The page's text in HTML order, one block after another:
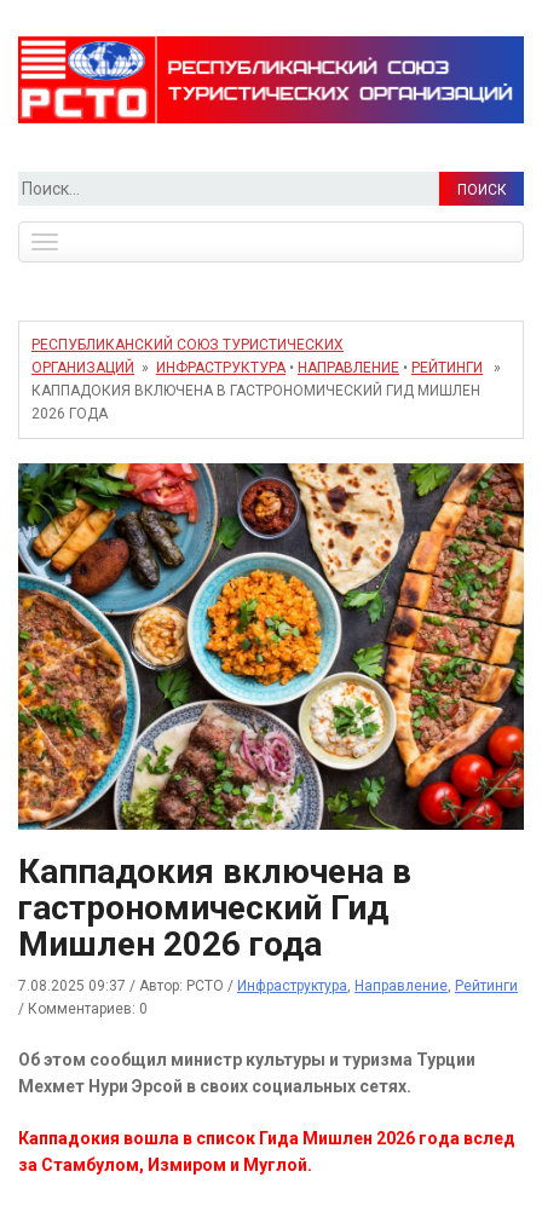
Найти:
navigation
РЕСПУБЛИКАНСКИЙ СОЮЗ ТУРИСТИЧЕСКИХ
ОРГАНИЗАЦИЙ
» ИНФРАСТРУКТУРА• НАПРАВЛЕНИЕ • РЕЙТИНГИ
»
КАППАДОКИЯ ВКЛЮЧЕНА В ГАСТРОНОМИЧЕСКИЙ ГИД МИШЛЕН
2026 ГОДА
Каппадокия включена в
гастрономический Гид
Мишлен 2026 года
7.08.2025 09:37 / Автор: РСТО / Инфраструктура, Направление, Рейтинги
/ Комментариев: 0
Об этом сообщил министр культуры и туризма Турции
Мехмет Нури Эрсой в своих социальных сетях.
Каппадокия вошла в список Гида Мишлен 2026 года вслед
за Стамбулом, Измиром и Муглой.